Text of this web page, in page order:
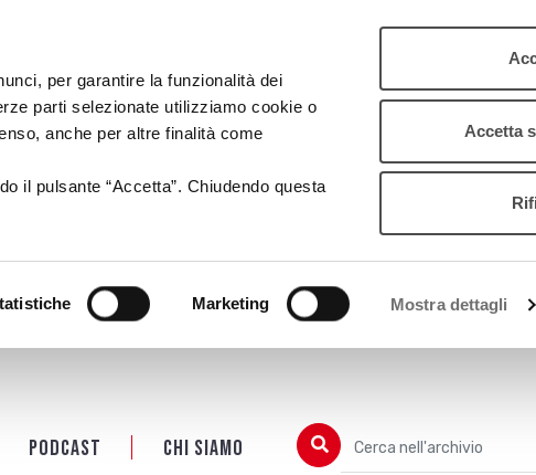
per garantire la funzionalità dei
parti selezionate utilizziamo cookie o
anche per altre finalità come
il pulsante “Accetta”. Chiudendo questa
Marketing Mostra dettagli
Accetta
PODCAST Chi siamo Cerca
Cerca nell'archivio